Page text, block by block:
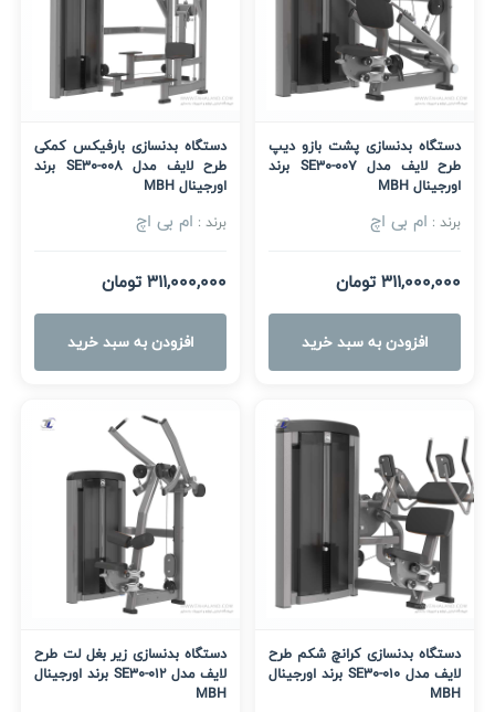
دستگاه بدنسازی پشت بازو دیپ
طرح لایف مدل SE30-007 برند
اورجینال MBH
برند : ام بی اچ
311,000,000 تومان
افزودن به سبد خرید
دستگاه بدنسازی بارفیکس کمکی
طرح لایف مدل SE30-008 برند
اورجینال MBH
برند : ام بی اچ
311,000,000 تومان
افزودن به سبد خرید
دستگاه بدنسازی کرانچ شکم طرح
لایف مدل SE30-010 برند اورجینال
MBH
دستگاه بدنسازی زیر بغل لت طرح
لایف مدل SE30-012 برند اورجینال
MBH